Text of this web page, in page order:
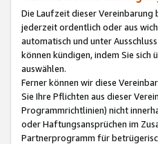
Die Laufzeit dieser Vereinbarung
jederzeit ordentlich oder aus
automatisch und unter
können kündigen, indem Sie
auswählen.
Ferner können wir diese
Sie Ihre Pflichten aus dieser
Programmrichtlinien) nicht
oder Haftungsansprüchen im
Partnerprogramm für